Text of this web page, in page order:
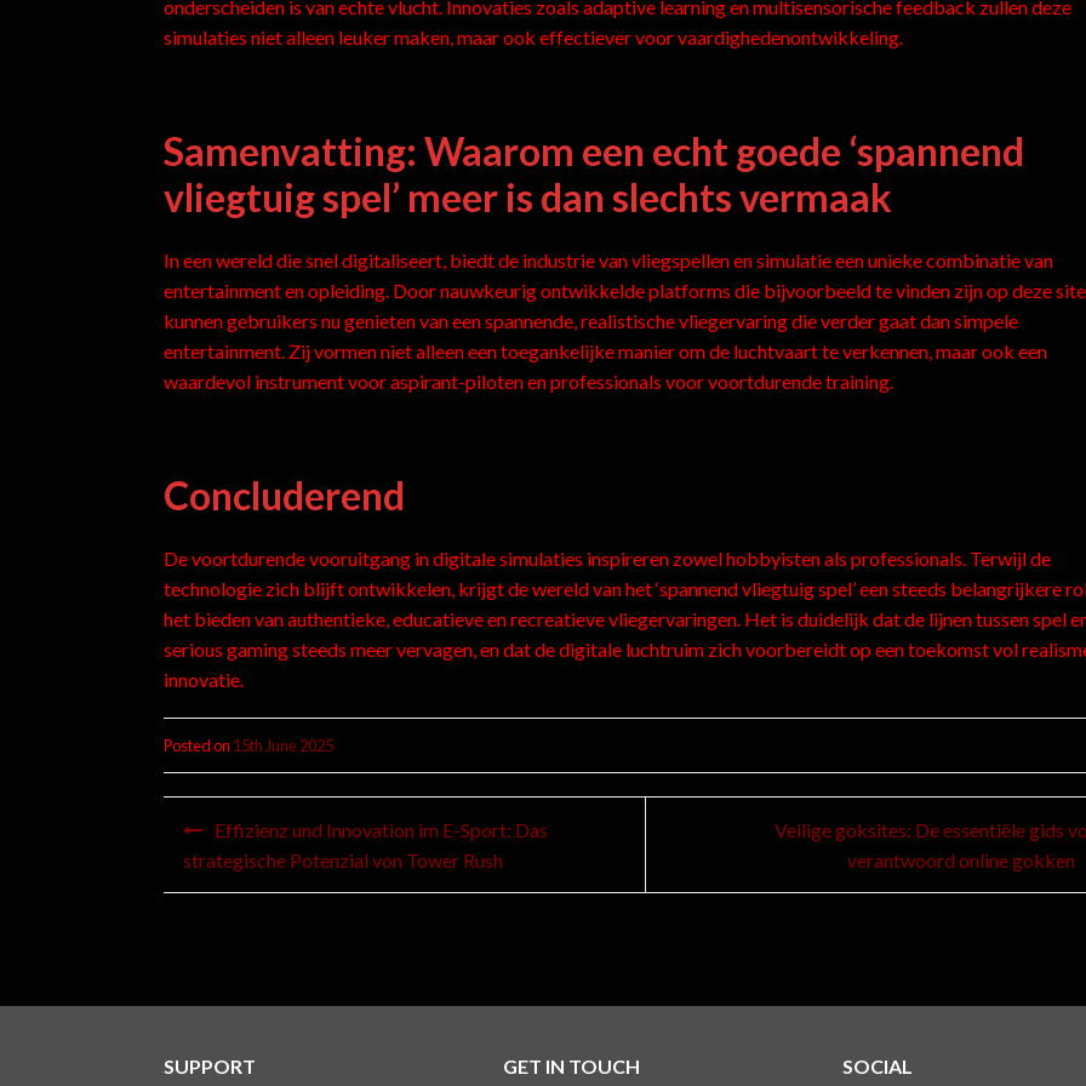
onderscheiden is van echte vlucht. Innovaties zoals adaptive learning en multisensorische feedback zullen deze
simulaties niet alleen leuker maken, maar ook effectiever voor vaardighedenontwikkeling.
Samenvatting: Waarom een echt goede ‘spannend
vliegtuig spel’ meer is dan slechts vermaak
In een wereld die snel digitaliseert, biedt de industrie van vliegspellen en simulatie een unieke combinatie van
entertainment en opleiding. Door nauwkeurig ontwikkelde platforms die bijvoorbeeld te vinden zijn op deze
kunnen gebruikers nu genieten van een spannende, realistische vliegervaring die verder gaat dan simpele
entertainment. Zij vormen niet alleen een toegankelijke manier om de luchtvaart te verkennen, maar ook een
waardevol instrument voor aspirant-piloten en professionals voor voortdurende training.
Concluderend
De voortdurende vooruitgang in digitale simulaties inspireren zowel hobbyisten als professionals. Terwijl de
technologie zich blijft ontwikkelen, krijgt de wereld van het ‘spannend vliegtuig spel’ een steeds belangrijkere
het bieden van authentieke, educatieve en recreatieve vliegervaringen. Het is duidelijk dat de lijnen tussen spel
serious gaming steeds meer vervagen, en dat de digitale luchtruim zich voorbereidt op een toekomst vol
innovatie.
Posted on 15th June 2025
Effizienz und Innovation im E-Sport: Das
strategische Potenzial von Tower Rush
Veilige goksites: De essentiële gids
verantwoord online gokken
SUPPORT GET IN TOUCH SOCIAL